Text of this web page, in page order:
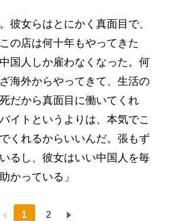
彼女らはとにかく真面目で、
の店は何十年もやってきた
国人しか雇わなくなった。何
海外からやってきて、生活の
だから真面目に働いてくれ
イトというよりは、本気でこ
くれるからいいんだ。張もず
るし、彼女はいい中国人を毎
かっている」
1 2